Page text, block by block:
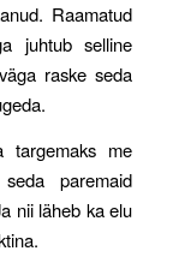
Raamatud
juhtub selline
raske seda
targemaks me
paremaid
nii läheb ka elu